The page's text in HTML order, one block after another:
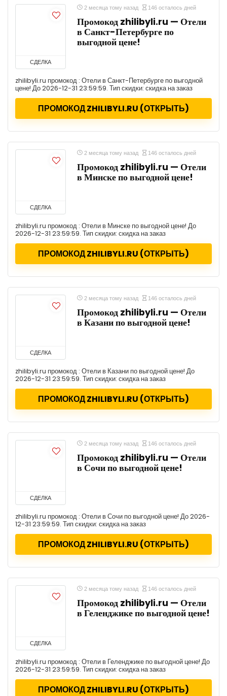
СДЕЛКА
2 месяца тому назад 146 осталось дней
Промокод zhilibyli.ru — Отели
в Санкт-Петербурге по
выгодной цене!
zhilibyli.ru промокод : Отели в Санкт-Петербурге по выгодной
цене! До 2026-12-31 23:59:59. Тип скидки: скидка на заказ
ПРОМОКОД ZHILIBYLI.RU (ОТКРЫТЬ)
СДЕЛКА
2 месяца тому назад 146 осталось дней
Промокод zhilibyli.ru — Отели
в Минске по выгодной цене!
zhilibyli.ru промокод : Отели в Минске по выгодной цене! До
2026-12-31 23:59:59. Тип скидки: скидка на заказ
ПРОМОКОД ZHILIBYLI.RU (ОТКРЫТЬ)
СДЕЛКА
2 месяца тому назад 146 осталось дней
Промокод zhilibyli.ru — Отели
в Казани по выгодной цене!
zhilibyli.ru промокод : Отели в Казани по выгодной цене! До
2026-12-31 23:59:59. Тип скидки: скидка на заказ
ПРОМОКОД ZHILIBYLI.RU (ОТКРЫТЬ)
СДЕЛКА
2 месяца тому назад 146 осталось дней
Промокод zhilibyli.ru — Отели
в Сочи по выгодной цене!
zhilibyli.ru промокод : Отели в Сочи по выгодной цене! До 2026-
12-31 23:59:59. Тип скидки: скидка на заказ
ПРОМОКОД ZHILIBYLI.RU (ОТКРЫТЬ)
СДЕЛКА
2 месяца тому назад 146 осталось дней
Промокод zhilibyli.ru — Отели
в Геленджике по выгодной цене!
zhilibyli.ru промокод : Отели в Геленджике по выгодной цене! До
2026-12-31 23:59:59. Тип скидки: скидка на заказ
ПРОМОКОД ZHILIBYLI.RU (ОТКРЫТЬ)